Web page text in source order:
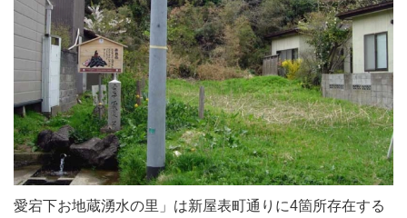
愛宕下お地蔵湧水の里」は新屋表町通りに4箇所存在する